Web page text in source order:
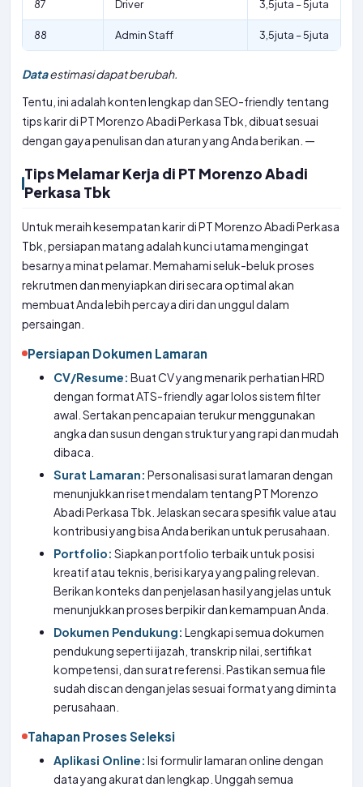
87 Driver 3,5juta – 5juta
88 Admin Staff 3,5juta – 5juta
Dataestimasi dapat berubah.
Tentu, ini adalah konten lengkap dan SEO-friendly tentang
tips karir di PT Morenzo Abadi Perkasa Tbk, dibuat sesuai
dengan gaya penulisan dan aturan yang Anda berikan. —
Tips Melamar Kerja di PT Morenzo Abadi
Perkasa Tbk
Untuk meraih kesempatan karir di PT Morenzo Abadi Perkasa
Tbk, persiapan matang adalah kunci utama mengingat
besarnya minat pelamar. Memahami seluk-beluk proses
rekrutmen dan menyiapkan diri secara optimal akan
membuat Anda lebih percaya diri dan unggul dalam
persaingan.
Persiapan Dokumen Lamaran
CV/Resume: Buat CV yang menarik perhatian HRD
dengan format ATS-friendly agar lolos sistem filter
awal. Sertakan pencapaian terukur menggunakan
angka dan susun dengan struktur yang rapi dan mudah
dibaca.
Surat Lamaran: Personalisasi surat lamaran dengan
menunjukkan riset mendalam tentang PT Morenzo
Abadi Perkasa Tbk. Jelaskan secara spesifik value atau
kontribusi yang bisa Anda berikan untuk perusahaan.
Portfolio: Siapkan portfolio terbaik untuk posisi
kreatif atau teknis, berisi karya yang paling relevan.
Berikan konteks dan penjelasan hasil yang jelas untuk
menunjukkan proses berpikir dan kemampuan Anda.
Dokumen Pendukung: Lengkapi semua dokumen
pendukung seperti ijazah, transkrip nilai, sertifikat
kompetensi, dan surat referensi. Pastikan semua file
sudah discan dengan jelas sesuai format yang diminta
perusahaan.
Tahapan Proses Seleksi
Aplikasi Online: Isi formulir lamaran online dengan
data yang akurat dan lengkap. Unggah semua